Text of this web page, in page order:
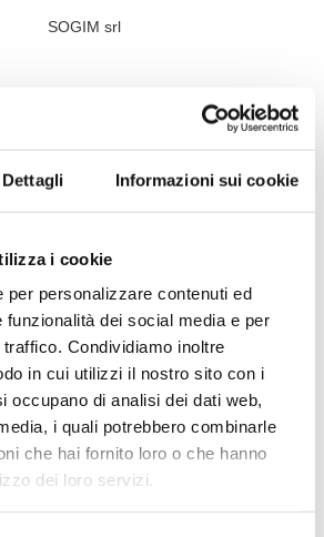
Dettagli Informazioni sui cookie
i cookie
per personalizzare contenuti ed
funzionalità dei social media e per
Condividiamo inoltre
in cui utilizzi il nostro sito con i
occupano di analisi dei dati web,
i quali potrebbero combinarle
che hai fornito loro o che hanno
dei loro servizi.
SRL
02660709 ...